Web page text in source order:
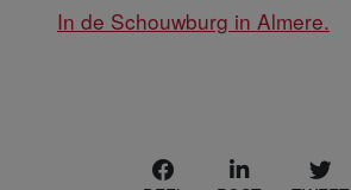
In de Schouwburg in Almere.